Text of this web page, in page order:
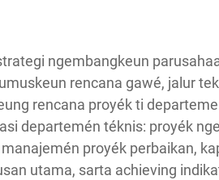
ngembangkeun
rencana gawé, jalur
rencana proyék ti
departemén téknis: proyék
proyék perbaikan,
utama, sarta achieving